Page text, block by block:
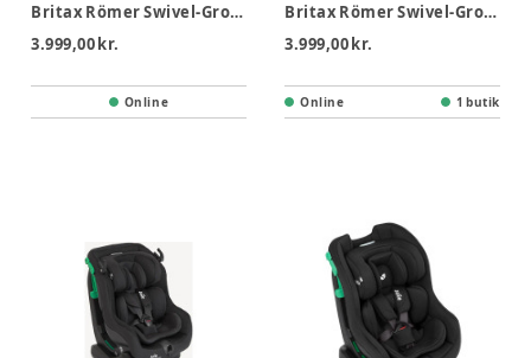
Britax Römer Swivel-Grow Max Air Autostol - Lux - Soft taupe
3.999,00 kr.
Online
Britax Römer Swivel-Grow Max Air Autostol - Lux - Linen Grey
3.999,00 kr.
Online 1 butik